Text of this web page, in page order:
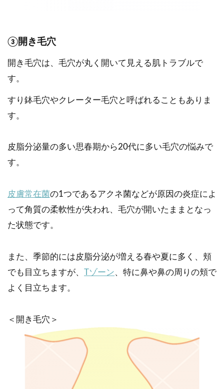
③開き毛穴
開き毛穴は、毛穴が丸く開いて見える肌トラブルで
す。
すり鉢毛穴やクレーター毛穴と呼ばれることもありま
す。
皮脂分泌量の多い思春期から20代に多い毛穴の悩みで
す。
皮膚常在菌の1つであるアクネ菌などが原因の炎症によ
って角質の柔軟性が失われ、毛穴が開いたままとなっ
た状態です。
また、季節的には皮脂分泌が増える春や夏に多く、頬
でも目立ちますが、 Tゾーン、特に鼻や鼻の周りの頬で
よく目立ちます。
＜開き毛穴＞